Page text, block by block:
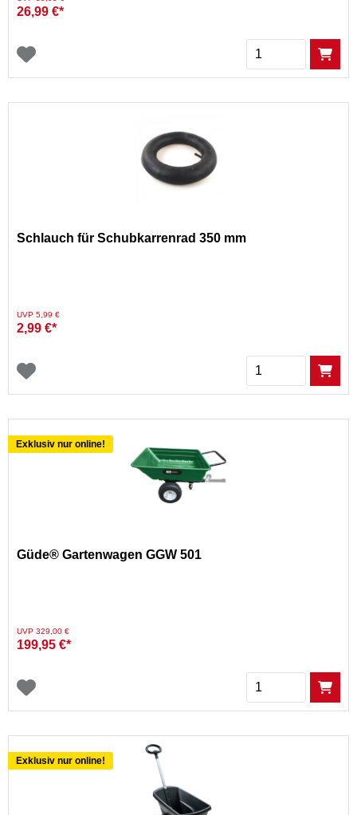
26,99 €*
Menge
Schlauch für Schubkarrenrad 350 mm
Preis reduziert von
UVP 5,99 €auf
2,99 €*
Menge
Exklusiv nur online!
Güde® Gartenwagen GGW 501
Preis reduziert von
UVP 329,00 €auf
199,95 €*
Menge
Exklusiv nur online!